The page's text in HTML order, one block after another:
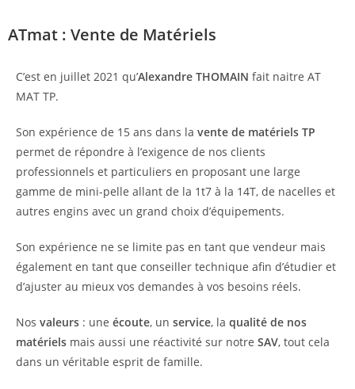
ATmat : Vente de Matériels
C’est en juillet 2021 qu’Alexandre THOMAIN fait naitre AT
MAT TP.
Son expérience de 15 ans dans la vente de matériels TP
permet de répondre à l’exigence de nos clients
professionnels et particuliers en proposant une large
gamme de mini-pelle allant de la 1t7 à la 14T, de nacelles et
autres engins avec un grand choix d’équipements.
Son expérience ne se limite pas en tant que vendeur mais
également en tant que conseiller technique afin d’étudier et
d’ajuster au mieux vos demandes à vos besoins réels.
Nos valeurs : une écoute, un service, la qualité de nos
matériels mais aussi une réactivité sur notre SAV, tout cela
dans un véritable esprit de famille.